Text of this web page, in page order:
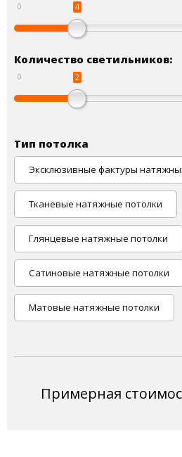
0 4
Количество светильников:
0 2
Тип потолка
Эксклюзивные фактуры
Тканевые натяжные потолки
Глянцевые натяжные потолки
Сатиновые натяжные потолки
Матовые натяжные потолки
Примерная